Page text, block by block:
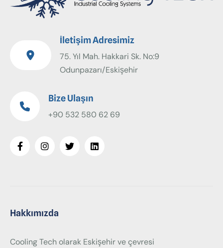
İletişim Adresimiz
75. Yıl Mah. Hakkari Sk. No:9
Odunpazarı/Eskişehir
Bize Ulaşın
+90 532 580 62 69
Hakkımızda
Cooling Tech olarak Eskişehir ve çevresi